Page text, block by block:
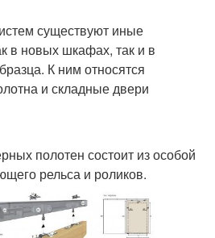
существуют иные
в новых шкафах, так и в
К ним относятся
и складные двери
полотен состоит из особой
рельса и роликов.